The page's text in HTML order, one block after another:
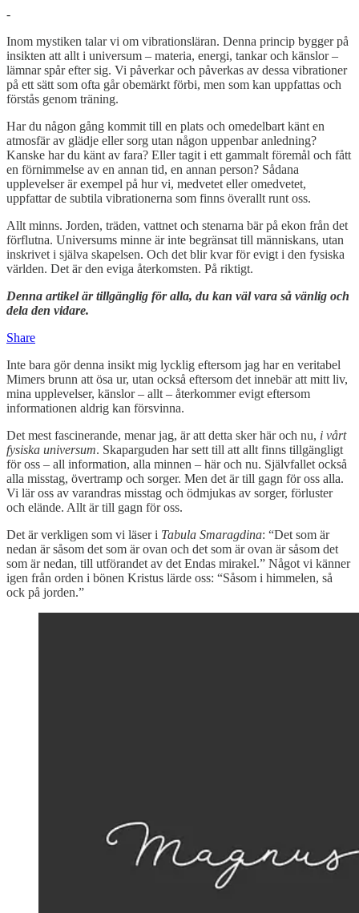
-
Inom mystiken talar vi om vibrationsläran. Denna princip bygger på
insikten att allt i universum – materia, energi, tankar och känslor –
lämnar spår efter sig. Vi påverkar och påverkas av dessa vibrationer
på ett sätt som ofta går obemärkt förbi, men som kan uppfattas och
förstås genom träning.
Har du någon gång kommit till en plats och omedelbart känt en
atmosfär av glädje eller sorg utan någon uppenbar anledning?
Kanske har du känt av fara? Eller tagit i ett gammalt föremål och fått
en förnimmelse av en annan tid, en annan person? Sådana
upplevelser är exempel på hur vi, medvetet eller omedvetet,
uppfattar de subtila vibrationerna som finns överallt runt oss.
Allt minns. Jorden, träden, vattnet och stenarna bär på ekon från det
förflutna. Universums minne är inte begränsat till människans, utan
inskrivet i själva skapelsen. Och det blir kvar för evigt i den fysiska
världen. Det är den eviga återkomsten. På riktigt.
Denna artikel är tillgänglig för alla, du kan väl vara så vänlig och
dela den vidare.
Share
Inte bara gör denna insikt mig lycklig eftersom jag har en veritabel
Mimers brunn att ösa ur, utan också eftersom det innebär att mitt liv,
mina upplevelser, känslor – allt – återkommer evigt eftersom
informationen aldrig kan försvinna.
Det mest fascinerande, menar jag, är att detta sker här och nu, i vårt
fysiska universum. Skaparguden har sett till att allt finns tillgängligt
för oss – all information, alla minnen – här och nu. Självfallet också
alla misstag, övertramp och sorger. Men det är till gagn för oss alla.
Vi lär oss av varandras misstag och ödmjukas av sorger, förluster
och elände. Allt är till gagn för oss.
Det är verkligen som vi läser i Tabula Smaragdina: “Det som är
nedan är såsom det som är ovan och det som är ovan är såsom det
som är nedan, till utförandet av det Endas mirakel.” Något vi känner
igen från orden i bönen Kristus lärde oss: “Såsom i himmelen, så
ock på jorden.”